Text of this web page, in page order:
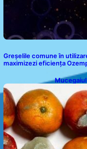
Greșelile comune în
maximizezi eficiența